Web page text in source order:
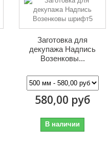
Заготовка для
декупажа Надпись
Возенковы...
580,00 руб
В наличии